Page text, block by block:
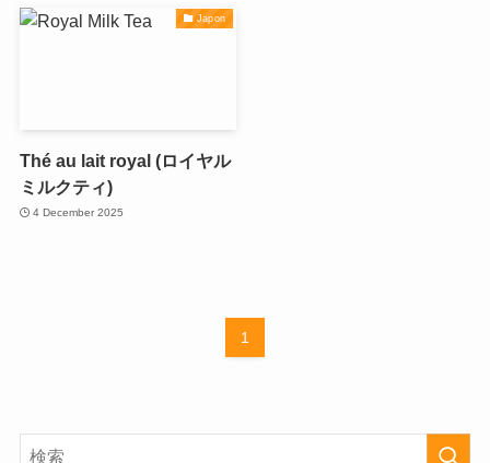
Japon
Thé au lait royal (ロイヤル
ミルクティ)
4 December 2025
1